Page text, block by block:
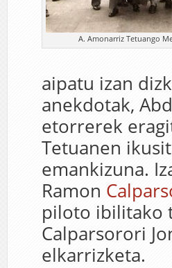
A. Amonarriz Tetuango
aipatu izan
anekdotak,
etorrerek
Tetuanen
emankizuna.
Ramon
piloto ibilitako
Calparsorori
elkarrizketa.